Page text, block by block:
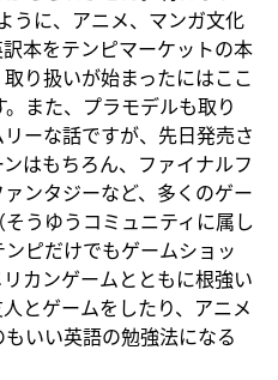
うに、アニメ、マンガ文化
本をテンピマーケットの本
り扱いが始まったにはここ
また、プラモデルも取り
ーな話ですが、先日発売さ
はもちろん、ファイナルフ
ンタジーなど、多くのゲー
うゆうコミュニティに属し
ピだけでもゲームショッ
カンゲームとともに根強い
とゲームをしたり、アニメ
いい英語の勉強法になる